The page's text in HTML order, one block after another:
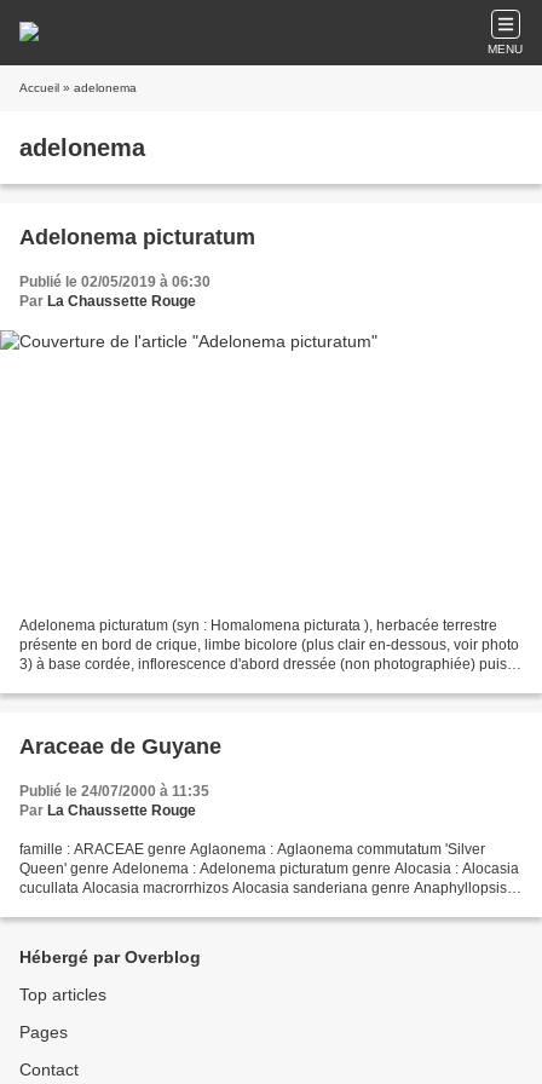
MENU
Accueil » adelonema
adelonema
Adelonema picturatum
Publié le 02/05/2019 à 06:30
Par La Chaussette Rouge
Adelonema picturatum (syn : Homalomena picturata ), herbacée terrestre
présente en bord de crique, limbe bicolore (plus clair en-dessous, voir photo
3) à base cordée, inflorescence d'abord dressée (non photographiée) puis
Araceae de Guyane
Publié le 24/07/2000 à 11:35
Par La Chaussette Rouge
famille : ARACEAE genre Aglaonema : Aglaonema commutatum 'Silver
Queen' genre Adelonema : Adelonema picturatum genre Alocasia : Alocasia
cucullata Alocasia macrorrhizos Alocasia sanderiana genre Anaphyllopsis :
Hébergé par Overblog
Top articles
Pages
Contact